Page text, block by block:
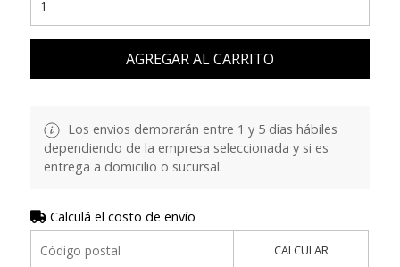
AGREGAR AL CARRITO
Los envios demorarán entre 1 y 5 días hábiles
dependiendo de la empresa seleccionada y si es
entrega a domicilio o sucursal.
Calculá el costo de envío
CALCULAR